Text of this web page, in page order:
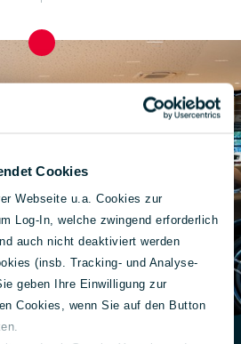
Cookies
Webseite u.a. Cookies zur
Log-In, welche zwingend erforderlich
auch nicht deaktiviert werden
(insb. Tracking- und Analyse-
geben Ihre Einwilligung zur
Cookies, wenn Sie auf den Button